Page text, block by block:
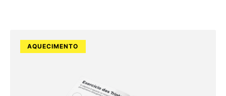
AQUECIMENTO